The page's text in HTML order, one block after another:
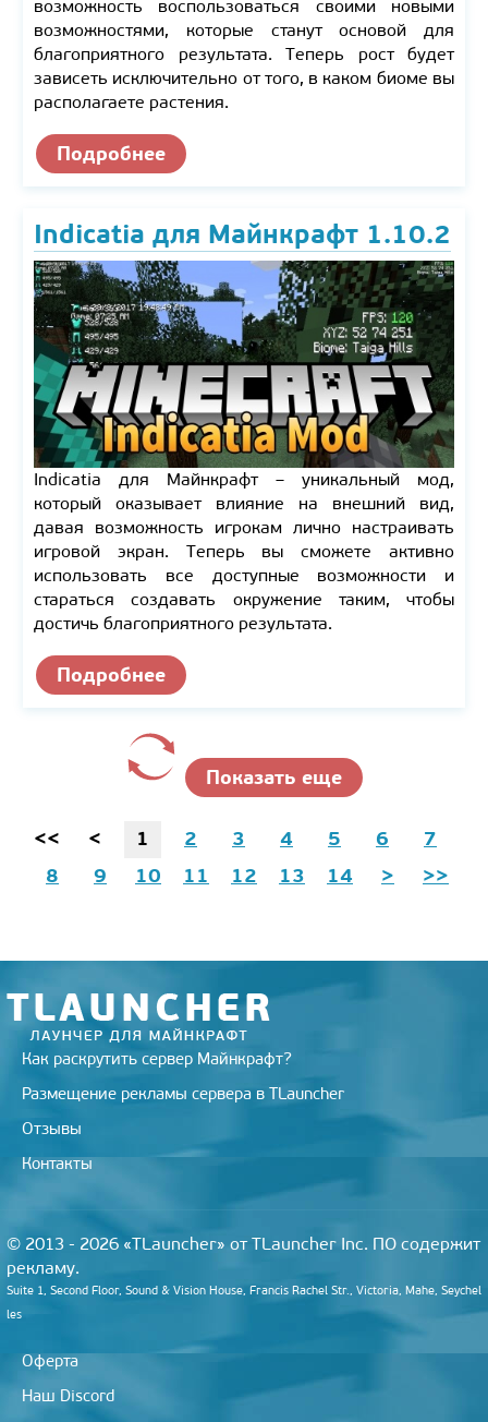
возможность воспользоваться своими новыми
возможностями, которые станут основой для
благоприятного результата. Теперь рост будет
зависеть исключительно от того, в каком биоме вы
располагаете растения.
Подробнее
Indicatia для Майнкрафт 1.10.2
Indicatia для Майнкрафт – уникальный мод,
который оказывает влияние на внешний вид,
давая возможность игрокам лично настраивать
игровой экран. Теперь вы сможете активно
использовать все доступные возможности и
стараться создавать окружение таким, чтобы
достичь благоприятного результата.
Подробнее
Показать еще
<< < 1 2 3 4 5 6
7
8
9 10 11 12 13 14 > >>
Как раскрутить сервер Майнкрафт?
Размещение рекламы сервера в TLauncher
Отзывы
Контакты
© 2013 - 2026 «TLauncher» от TLauncher Inc. ПО содержит
рекламу.
Suite 1, Second Floor, Sound & Vision House, Francis Rachel Str., Victoria, Mahe, Seychel
les
Оферта
Наш Discord